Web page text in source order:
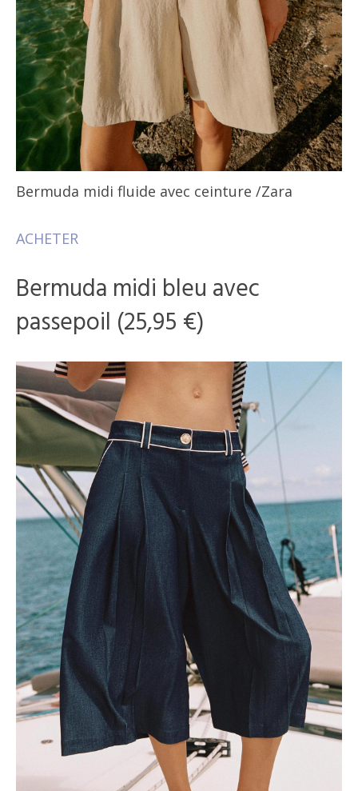
Bermuda midi fluide avec ceinture /Zara
ACHETER
Bermuda midi bleu avec
passepoil (25,95 €)